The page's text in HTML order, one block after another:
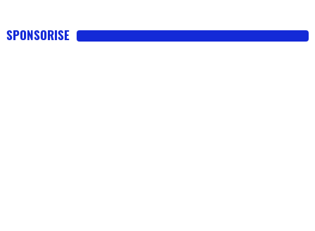
SPONSORISE